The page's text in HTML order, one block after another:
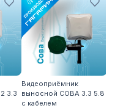
3.3
Видеоприёмник
выносной СОВА 3.3 5.8
с кабелем